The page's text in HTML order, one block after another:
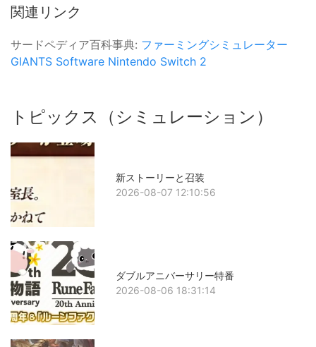
関連リンク
サードペディア百科事典: ファーミングシミュレーター
GIANTS Software Nintendo Switch 2
トピックス（シミュレーション）
新ストーリーと召装
2026-08-07 12:10:56
ダブルアニバーサリー特番
2026-08-06 18:31:14